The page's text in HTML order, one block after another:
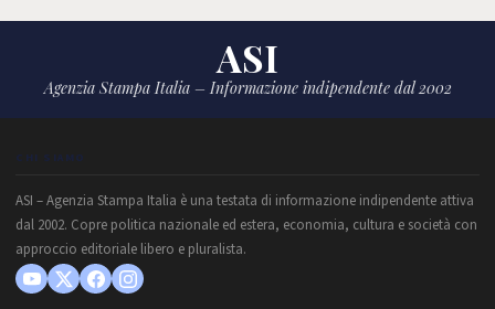
ASI
Agenzia Stampa Italia – Informazione indipendente dal 2002
CHI SIAMO
ASI – Agenzia Stampa Italia è una testata di informazione indipendente attiva
dal 2002. Copre politica nazionale ed estera, economia, cultura e società con
approccio editoriale libero e pluralista.